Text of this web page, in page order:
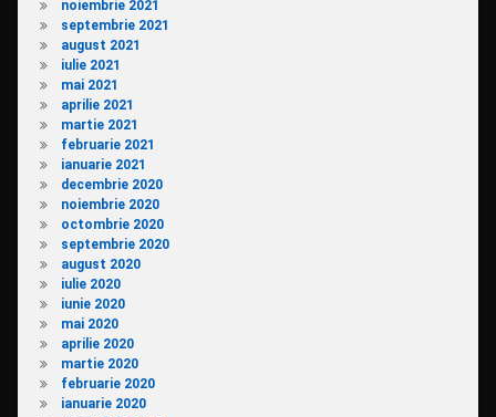
noiembrie 2021
septembrie 2021
august 2021
iulie 2021
mai 2021
aprilie 2021
martie 2021
februarie 2021
ianuarie 2021
decembrie 2020
noiembrie 2020
octombrie 2020
septembrie 2020
august 2020
iulie 2020
iunie 2020
mai 2020
aprilie 2020
martie 2020
februarie 2020
ianuarie 2020